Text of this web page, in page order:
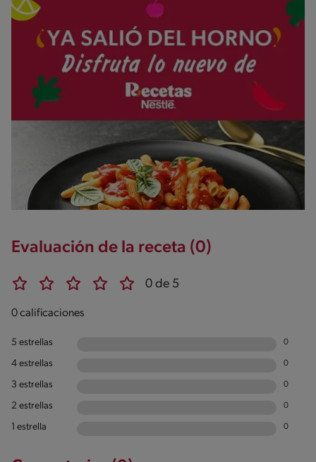
Evaluación de la receta (0)
0 de 5
0 calificaciones
5 estrellas 0
4 estrellas 0
3 estrellas 0
2 estrellas 0
1 estrella 0